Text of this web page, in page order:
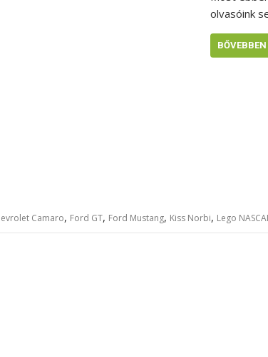
olvasóink
BŐVEBBEN
Camaro, Ford GT, Ford Mustang, Kiss Norbi, Lego